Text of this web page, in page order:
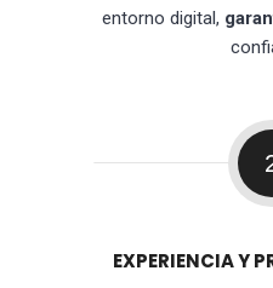
entorno digital,
EXPERIENCIA Y